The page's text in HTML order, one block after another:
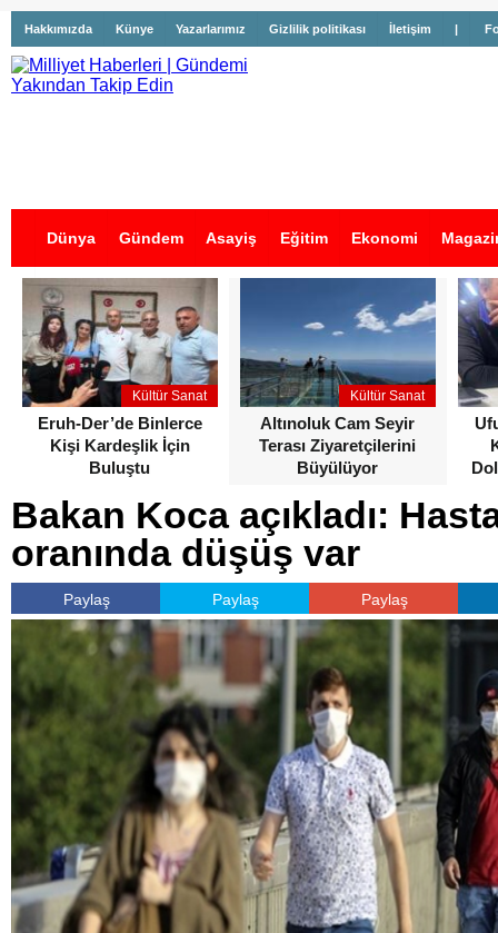
Hakkımızda Künye Yazarlarımız Gizlilik politikası İletişim |
Dünya Gündem Asayiş Eğitim Ekonomi
İş İlanları
Kültür Sanat
Eruh-Der’de Binlerce
Kişi Kardeşlik İçin
Buluştu
Kültür Sanat
Altınoluk Cam Seyir
Terası Ziyaretçilerini
Büyülüyor
Bakan Koca açıkladı:
oranında düşüş var
Paylaş Paylaş Paylaş